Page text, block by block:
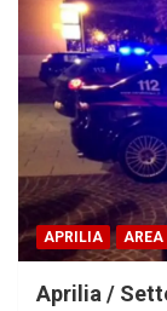
APRILIA AREA
Aprilia /